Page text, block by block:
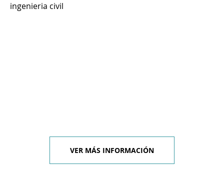
ingenieria civil
VER MÁS INFORMACIÓN